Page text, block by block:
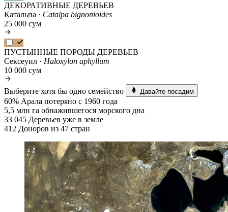
ДЕКОРАТИВНЫЕ ДЕРЕВЬЕВ
Катальпа · Catalpa bignonioides
25 000 сум
ПУСТЫННЫЕ ПОРОДЫ ДЕРЕВЬЕВ
Сексеуил · Haloxylon aphyllum
10 000 сум
Выберите хотя бы одно семейство Давайте посадим
60% Арала потеряно с 1960 года
5,5 млн га обнажившегося морского дна
33 045 Деревьев уже в земле
412 Доноров из 47 стран